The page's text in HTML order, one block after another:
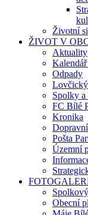
Životní
ŽIVOT V
Aktuality
Odpady
Spolky a
FC Bílé
Kronika
Pošta
Územní
Obecní